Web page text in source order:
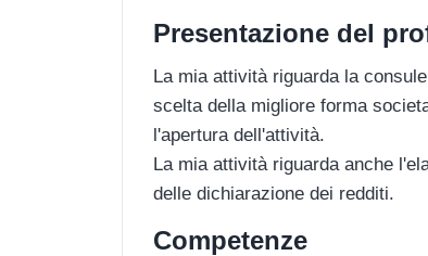
Presentazione del
La mia attività riguarda la
scelta della migliore forma
l'apertura dell'attività.
La mia attività riguarda anche
delle dichiarazione dei redditi.
Competenze